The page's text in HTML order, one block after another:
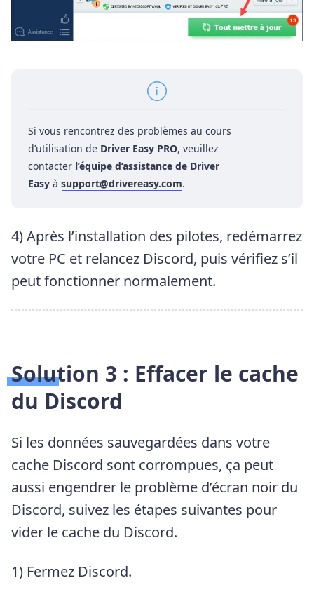
Si vous rencontrez des problèmes au cours
d’utilisation de Driver Easy PRO, veuillez
contacter l’équipe d’assistance de Driver
Easy à support@drivereasy.com.
4) Après l’installation des pilotes, redémarrez
votre PC et relancez Discord, puis vérifiez s’il
peut fonctionner normalement.
Solution 3 : Effacer le cache
du Discord
Si les données sauvegardées dans votre
cache Discord sont corrompues, ça peut
aussi engendrer le problème d’écran noir du
Discord, suivez les étapes suivantes pour
vider le cache du Discord.
1) Fermez Discord.